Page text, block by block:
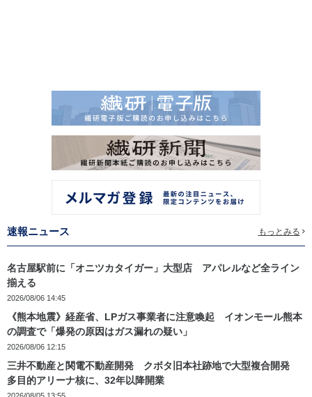
速報ニュース もっとみる
名古屋駅前に「オニツカタイガー」大型店 アパレルなど全ライン
揃える
2026/08/06 14:45
《熊本地震》経産省、LPガス事業者に注意喚起 イオンモール熊本
の調査で「爆発の原因はガス漏れの疑い」
2026/08/06 12:15
三井不動産と関電不動産開発 クボタ旧本社跡地で大型複合開発
多目的アリーナ核に、32年以降開業
2026/08/05 13:55